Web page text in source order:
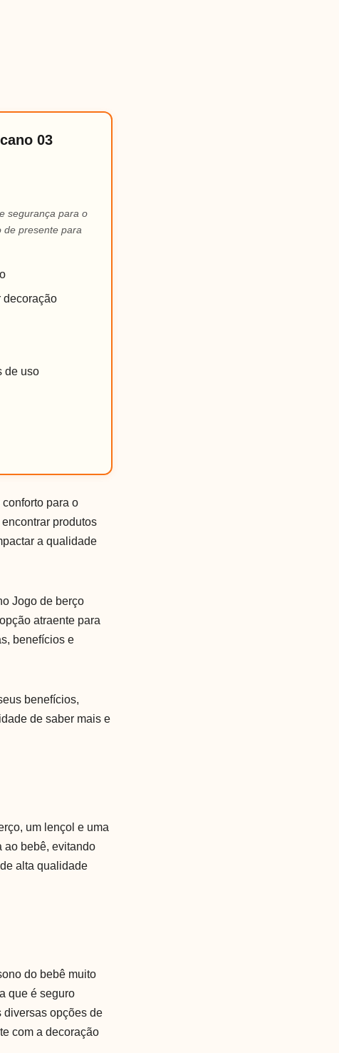
03
segurança para o
de presente para
decoração
de uso
para o
produtos
a qualidade
Jogo de berço
atraente para
benefícios e
benefícios,
de saber mais e
um lençol e uma
ao bebê, evitando
alta qualidade
do bebê muito
que é seguro
diversas opções de
com a decoração